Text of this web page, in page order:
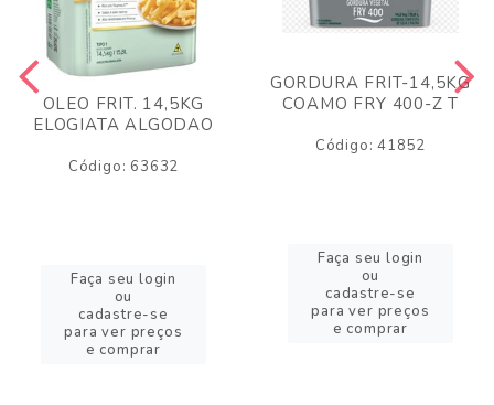
OLEO FRIT. 14,5KG
ELOGIATA ALGODAO
Código: 63632
Faça seu login
ou
cadastre-se
para ver preços
e comprar
GORDURA FRIT-14,5KG
COAMO FRY 400-Z T
Código: 41852
Faça seu login
ou
cadastre-se
para ver preços
e comprar